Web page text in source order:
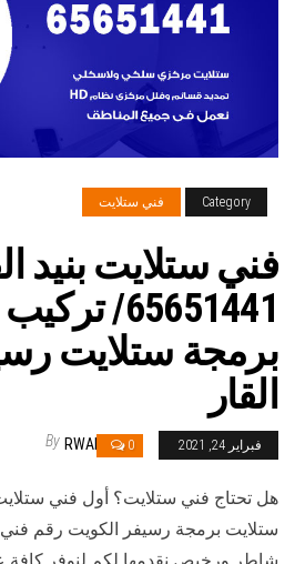
Category فني ستلايت
فني ستلايت بنيد
65651441/
برمجة ستلايت
القار
فبراير 24, 2021 0
By RWAN
هل تحتاج فني ستلايت؟ أول فني
ستلايت برمجة رسيفر الكويت رقم فني